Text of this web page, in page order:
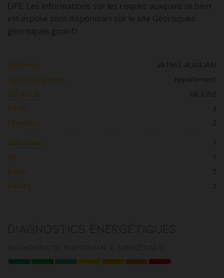
DPE. Les informations sur les risques auxquels ce bien
est exposé sont disponibles sur le site Géorisques :
georisques.gouv.fr.
Référence :
VA1965-AUXILIAM
Type de logement :
Appartement
Surface de :
68,3 m2
Pièces :
3
Chambres :
2
Salle d'eau :
1
WC :
1
Etage :
2
Parking :
1
Diagnostics énergétiques